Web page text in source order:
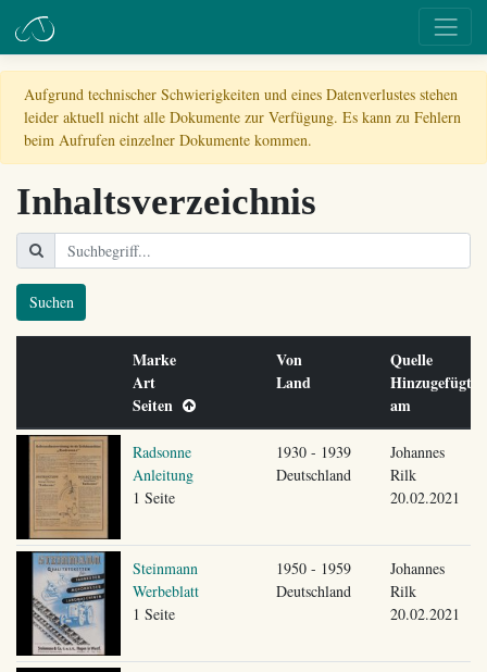
Aufgrund technischer Schwierigkeiten und eines Datenverlustes stehen
leider aktuell nicht alle Dokumente zur Verfügung. Es kann zu Fehlern
beim Aufrufen einzelner Dokumente kommen.
Inhaltsverzeichnis
Suchen
Marke
Art
Seiten
Von
Land
Quelle
Hinzugefügt
am
Radsonne
Anleitung
1 Seite
1930 - 1939
Deutschland
Johannes
Rilk
20.02.2021
Steinmann
Werbeblatt
1 Seite
1950 - 1959
Deutschland
Johannes
Rilk
20.02.2021